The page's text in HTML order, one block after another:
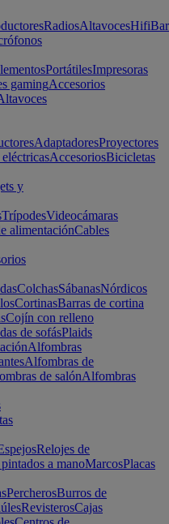
RadiosAltavocesHifi
PortátilesImpresoras
gamingAccesorios
AdaptadoresProyectores
AccesoriosBicicletas
y
TrípodesVideocámaras
alimentaciónCables
ColchasSábanasNórdicos
CortinasBarras de cortina
Cojín con relleno
de sofásPlaids
Alfombras
Alfombras de
de salónAlfombras
Relojes de
a manoMarcosPlacas
PercherosBurros de
RevisterosCajas